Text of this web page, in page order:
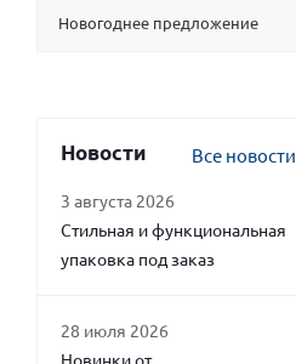
Новогоднее предложение
Новости Все новости
3 августа 2026
Стильная и функциональная
упаковка под заказ
28 июля 2026
Новинки от